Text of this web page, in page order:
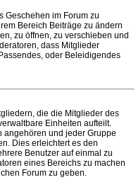
Geschehen im Forum zu
Bereich Beiträge zu ändern
zu öffnen, zu verschieben und
dass Mitglieder
oder Beleidigendes
die die Mitglieder des
Einheiten aufteilt.
angehören und jeder Gruppe
Dies erleichtert es den
Benutzer auf einmal zu
eines Bereichs zu machen
Forum zu geben.